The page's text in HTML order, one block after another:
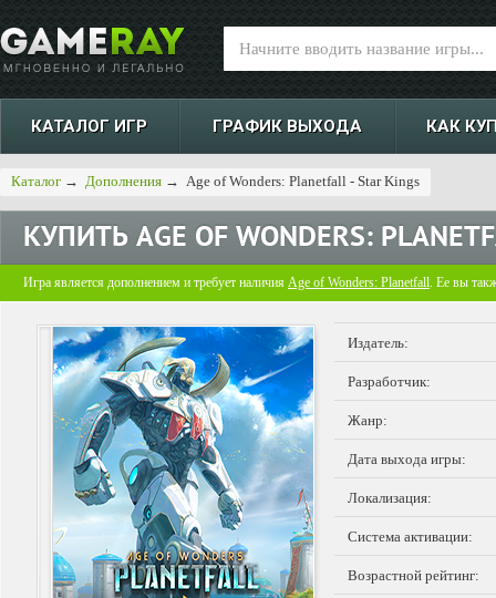
КАТАЛОГ ИГР ГРАФИК ВЫХОДА КАК
Каталог → Дополнения → Age of Wonders: Planetfall - Star Kings
КУПИТЬ AGE OF WONDERS:
Игра является дополнением и требует наличия Age of Wonders: Planetfall. Ее вы
Издатель:
Разработчик:
Жанр:
Дата выхода игры:
Локализация:
Система активации:
Возрастной рейтинг: